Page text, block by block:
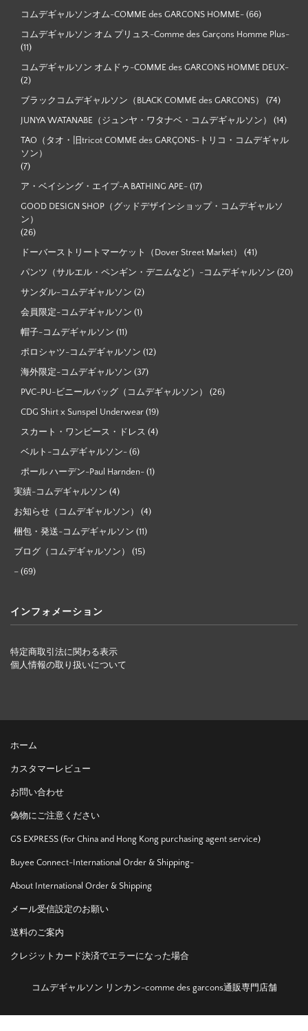
コムデギャルソンオム-COMME des GARCONS HOMME- (66)
コムデギャルソン オム プリュス-Comme des Garçons Homme Plus-
(11)
コムデギャルソン オムドゥ-COMME des GARCONS HOMME DEUX-
(2)
ブラックコムデギャルソン（BLACK COMME des GARCONS） (74)
JUNYA WATANABE（ジュンヤ・ワタナベ・コムデギャルソン） (14)
TAO（タオ・旧tricot COMME des GARÇONS-トリコ・コムデギャル
ソン）
(7)
ア・ベイシング・エイプ-A BATHING APE- (17)
GOOD DESIGN SHOP（グッドデザインショップ・コムデギャルソ
ン）
(26)
ドーバーストリートマーケット（Dover Street Market） (41)
パンツ（サルエル・ペンギン・デニムなど）-コムデギャルソン (20)
サンダル-コムデギャルソン (2)
会員限定-コムデギャルソン (1)
帽子-コムデギャルソン (11)
ポロシャツ-コムデギャルソン (12)
海外限定-コムデギャルソン (37)
PVC-PU-ビニールバッグ（コムデギャルソン） (26)
CDG Shirt x Sunspel Underwear (19)
スカート・ワンピース・ドレス (4)
ベルト-コムデギャルソン- (6)
ポール ハーデン-Paul Harnden- (1)
実績-コムデギャルソン (4)
お知らせ（コムデギャルソン） (4)
梱包・発送-コムデギャルソン (11)
ブログ（コムデギャルソン） (15)
– (69)
インフォメーション
特定商取引法に関わる表示
個人情報の取り扱いについて
ホーム
カスタマーレビュー
お問い合わせ
偽物にご注意ください
GS EXPRESS (For China and Hong Kong purchasing agent service)
Buyee Connect-International Order & Shipping-
About International Order & Shipping
メール受信設定のお願い
送料のご案内
クレジットカード決済でエラーになった場合
コムデギャルソン リンカン-comme des garcons通販専門店舗